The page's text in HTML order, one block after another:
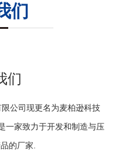
们
们
司现更名为麦柏逊科技
一家致力于开发和制造与压
的厂家.